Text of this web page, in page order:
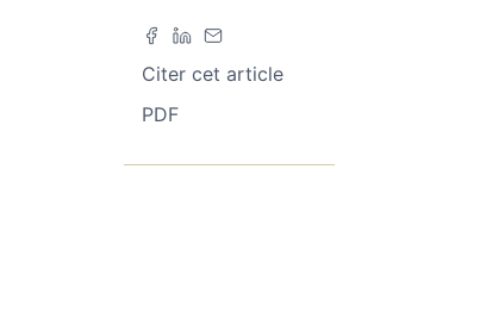
Citer cet article
PDF